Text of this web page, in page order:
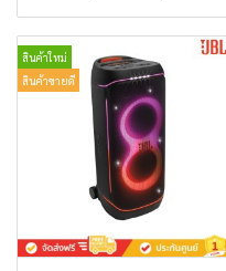
สินค้าใหม่
สินค้าขายดี